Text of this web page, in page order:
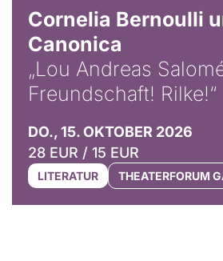
Cornelia Bernoulli
Canonica
„Lou Andreas
Freundschaft! Rilke!“
DO., 15. OKTOBER 2026
28 EUR / 15 EUR
LITERATUR THEATERFORUM